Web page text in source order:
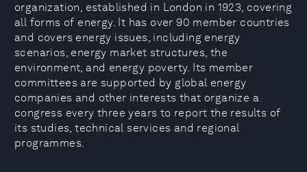
organization, established in London in 1923, covering
all forms of energy. It has over 90 member countries
and covers energy issues, including energy
scenarios, energy market structures, the
environment, and energy poverty. Its member
committees are supported by global energy
companies and other interests that organize a
congress every three years to report the results of
its studies, technical services and regional
programmes.